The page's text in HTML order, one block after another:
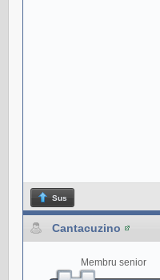
Sus
Cantacuzino
Membru senior